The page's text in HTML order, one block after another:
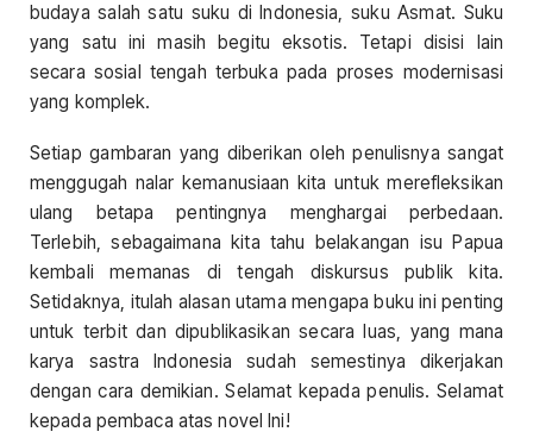
budaya salah satu suku di Indonesia, suku Asmat. Suku
yang satu ini masih begitu eksotis. Tetapi disisi lain
secara sosial tengah terbuka pada proses modernisasi
yang komplek.
Setiap gambaran yang diberikan oleh penulisnya sangat
menggugah nalar kemanusiaan kita untuk merefleksikan
ulang betapa pentingnya menghargai perbedaan.
Terlebih, sebagaimana kita tahu belakangan isu Papua
kembali memanas di tengah diskursus publik kita.
Setidaknya, itulah alasan utama mengapa buku ini penting
untuk terbit dan dipublikasikan secara luas, yang mana
karya sastra Indonesia sudah semestinya dikerjakan
dengan cara demikian. Selamat kepada penulis. Selamat
kepada pembaca atas novel Ini!